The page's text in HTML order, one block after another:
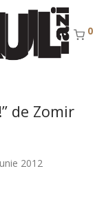
0
de Zomir
2012